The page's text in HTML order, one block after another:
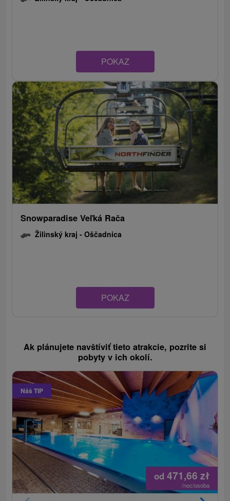
POKAZ
Snowparadise Veľká Rača
Žilinský kraj -Oščadnica
POKAZ
Ak plánujete navštíviť tieto atrakcie, pozrite si
pobyty v ich okolí.
Náš TIP
od 471,66zł
/noc/osoba